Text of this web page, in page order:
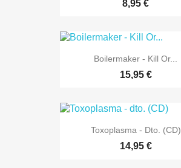
8,95 €
Boilermaker - Kill Or...
15,95 €
Toxoplasma - Dto. (CD)
14,95 €